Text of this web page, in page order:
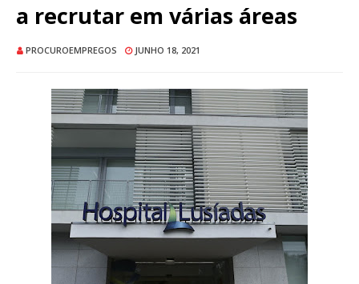
a recrutar em várias áreas
PROCUROEMPREGOS JUNHO 18, 2021